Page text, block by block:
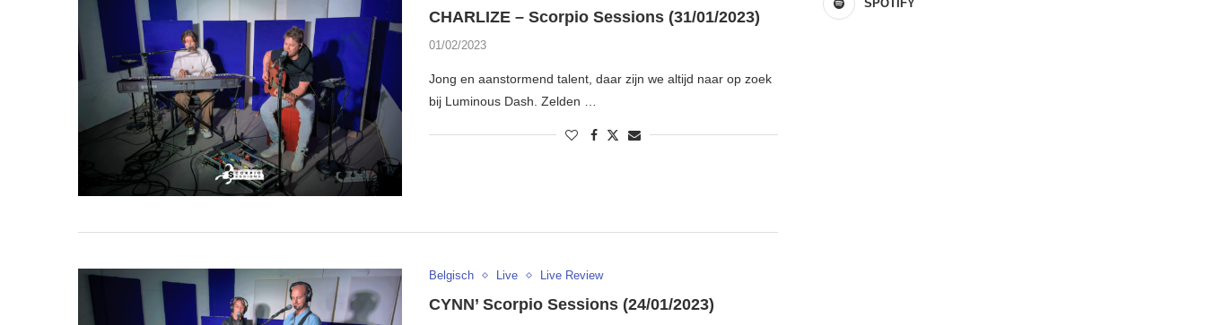
CHARLIZE – Scorpio Sessions (31/01/2023)
01/02/2023
Jong en aanstormend talent, daar zijn we altijd naar op zoek
bij Luminous Dash. Zelden …
Belgisch Live Live Review
CYNN’ Scorpio Sessions (24/01/2023)
SPOTIFY